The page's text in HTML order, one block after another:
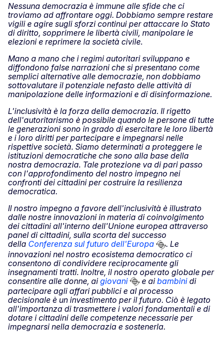
Nessuna democrazia è immune alle sfide che ci
troviamo ad affrontare oggi. Dobbiamo sempre restare
vigili e agire sugli sforzi continui per attaccare lo Stato
di diritto, sopprimere le libertà civili, manipolare le
elezioni e reprimere la società civile.
Mano a mano che i regimi autoritari sviluppano e
diffondono false narrazioni che si presentano come
semplici alternative alle democrazie, non dobbiamo
sottovalutare il potenziale nefasto delle attività di
manipolazione delle informazioni e di disinformazione.
L'inclusività è la forza della democrazia. Il rigetto
dell'autoritarismo è possibile quando le persone di tutte
le generazioni sono in grado di esercitare le loro libertà
e i loro diritti per partecipare e impegnarsi nelle
rispettive società. Siamo determinati a proteggere le
istituzioni democratiche che sono alla base della
nostra democrazia. Tale protezione va di pari passo
con l'approfondimento del nostro impegno nei
confronti dei cittadini per costruire la resilienza
democratica.
Il nostro impegno a favore dell'inclusività è illustrato
dalle nostre innovazioni in materia di coinvolgimento
dei cittadini all'interno dell'Unione europea attraverso
panel di cittadini, sulla scorta del successo
della Conferenza sul futuro dell'Europa
. Le
innovazioni nel nostro ecosistema democratico ci
consentono di condividere reciprocamente gli
insegnamenti tratti. Inoltre, il nostro operato globale per
consentire alle donne, ai giovani e ai bambini di
partecipare agli affari pubblici e al processo
decisionale è un investimento per il futuro. Ciò è legato
all'importanza di trasmettere i valori fondamentali e di
dotare i cittadini delle competenze necessarie per
impegnarsi nella democrazia e sostenerla.